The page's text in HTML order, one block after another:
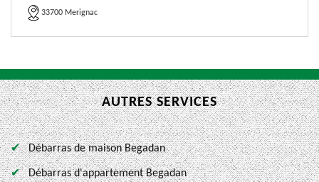
33700 Merignac
AUTRES SERVICES
Débarras de maison Begadan
Débarras d'appartement Begadan